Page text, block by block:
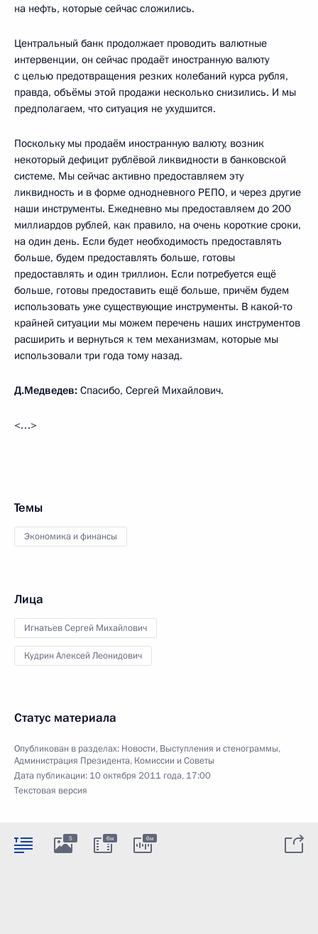
на нефть, которые сейчас сложились.
Центральный банк продолжает проводить валютные
интервенции, он сейчас продаёт иностранную валюту
с целью предотвращения резких колебаний курса рубля,
правда, объёмы этой продажи несколько снизились. И мы
предполагаем, что ситуация не ухудшится.
Поскольку мы продаём иностранную валюту, возник
некоторый дефицит рублёвой ликвидности в банковской
системе. Мы сейчас активно предоставляем эту
ликвидность и в форме однодневного РЕПО, и через другие
наши инструменты. Ежедневно мы предоставляем до 200
миллиардов рублей, как правило, на очень короткие сроки,
на один день. Если будет необходимость предоставлять
больше, будем предоставлять больше, готовы
предоставлять и один триллион. Если потребуется ещё
больше, готовы предоставить ещё больше, причём будем
использовать уже существующие инструменты. В какой‑то
крайней ситуации мы можем перечень наших инструментов
расширить и вернуться к тем механизмам, которые мы
использовали три года тому назад.
Д.Медведев: Спасибо, Сергей Михайлович.
<…>
Темы
Экономика и финансы
Лица
Игнатьев Сергей Михайлович
Кудрин Алексей Леонидович
Статус материала
Опубликован в разделах: Новости, Выступления и стенограммы,
Администрация Президента, Комиссии и Советы
Дата публикации: 10 октября 2011 года, 17:00
Текстовая версия
5 6м 6м